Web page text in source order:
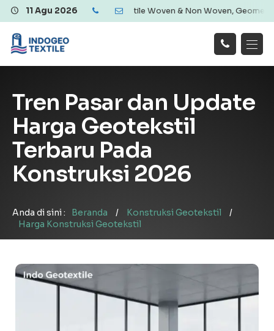
11 Agu 2026
Menyediakan Geotextile Woven & Non Woven, Geomembrane,
Tentang Kami
Galeri
Layanan
Hubungi
!
Tren Pasar dan Update
Harga Geotekstil
Terbaru Pada
Konstruksi 2026
Anda di sini : Beranda / Konstruksi Geotekstil
/
Harga Konstruksi Geotekstil